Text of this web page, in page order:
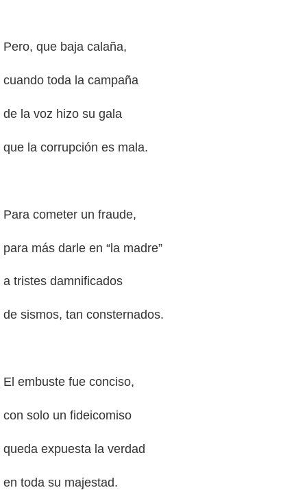
Pero, que baja calaña,
cuando toda la campaña
de la voz hizo su gala
que la corrupción es mala.
Para cometer un fraude,
para más darle en “la madre”
a tristes damnificados
de sismos, tan consternados.
El embuste fue conciso,
con solo un fideicomiso
queda expuesta la verdad
en toda su majestad.